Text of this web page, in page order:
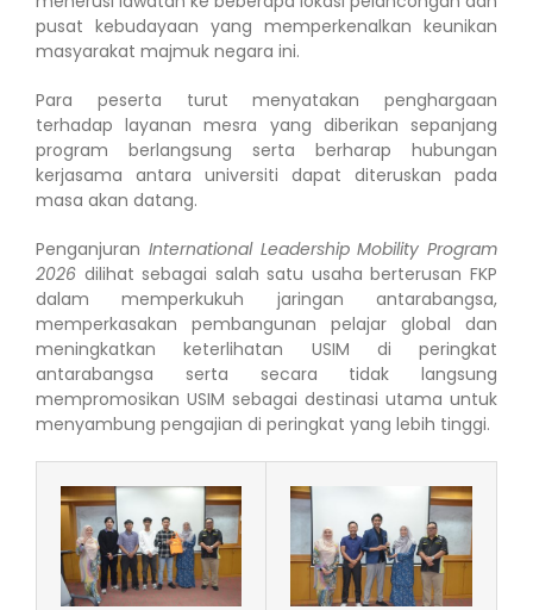
pusat kebudayaan yang memperkenalkan keunikan
masyarakat majmuk negara ini.
Para peserta turut menyatakan penghargaan
terhadap layanan mesra yang diberikan sepanjang
program berlangsung serta berharap hubungan
kerjasama antara universiti dapat diteruskan pada
masa akan datang.
Penganjuran International Leadership Mobility Program
2026 dilihat sebagai salah satu usaha berterusan FKP
dalam memperkukuh jaringan antarabangsa,
memperkasakan pembangunan pelajar global dan
meningkatkan keterlihatan USIM di peringkat
antarabangsa serta secara tidak langsung
mempromosikan USIM sebagai destinasi utama untuk
menyambung pengajian di peringkat yang lebih tinggi.